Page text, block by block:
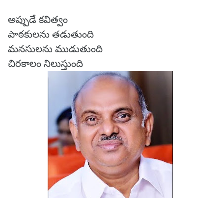
అప్పుడే కవిత్వం
పాఠకులను తడుతుంది
మనసులను ముడుతుంది
చిరకాలం నిలుస్తుంది